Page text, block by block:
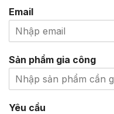
Email
Sản phẩm gia công
Yêu cầu